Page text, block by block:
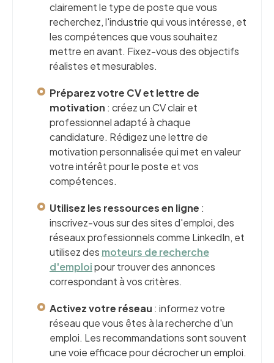
clairement le type de poste que vous
recherchez, l'industrie qui vous intéresse, et
les compétences que vous souhaitez
mettre en avant. Fixez-vous des objectifs
réalistes et mesurables.
Préparez votre CV et lettre de
motivation : créez un CV clair et
professionnel adapté à chaque
candidature. Rédigez une lettre de
motivation personnalisée qui met en valeur
votre intérêt pour le poste et vos
compétences.
Utilisez les ressources en ligne :
inscrivez-vous sur des sites d'emploi, des
réseaux professionnels comme LinkedIn, et
utilisez des moteurs de recherche
d'emploipour trouver des annonces
correspondant à vos critères.
Activez votre réseau : informez votre
réseau que vous êtes à la recherche d'un
emploi. Les recommandations sont souvent
une voie efficace pour décrocher un emploi.